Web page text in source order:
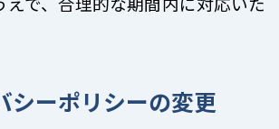
シーポリシーの変更